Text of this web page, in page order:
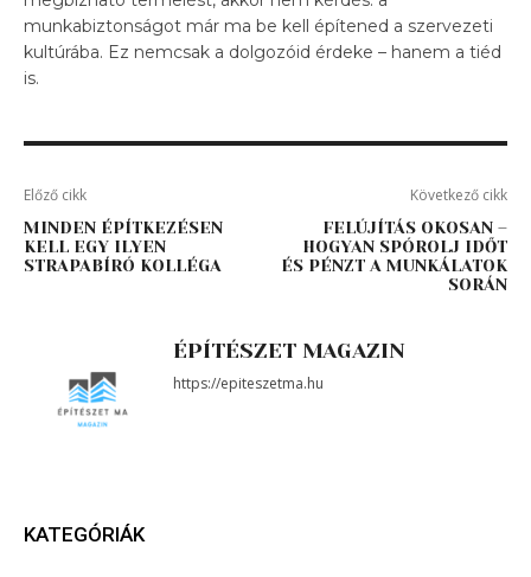
munkabiztonságot már ma be kell építened a szervezeti
kultúrába. Ez nemcsak a dolgozóid érdeke – hanem a tiéd
is.
Előző cikk
MINDEN ÉPÍTKEZÉSEN
KELL EGY ILYEN
STRAPABÍRÓ KOLLÉGA
Következő cikk
FELÚJÍTÁS OKOSAN –
HOGYAN SPÓROLJ IDŐT
ÉS PÉNZT A MUNKÁLATOK
SORÁN
ÉPÍTÉSZET MAGAZIN
https://epiteszetma.hu
KATEGÓRIÁK